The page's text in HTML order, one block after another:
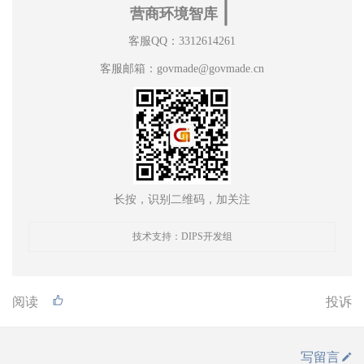
营商环境智库
客服QQ：3312614261
客服邮箱：govmade@govmade.cn
长按，识别二维码，加关注
技术支持：DIPS开发组
阅读 投诉
写留言